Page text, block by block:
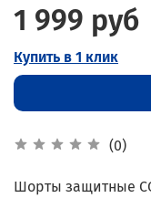
(0)
1 999 руб
Купить в 1 клик
Шорты защитные